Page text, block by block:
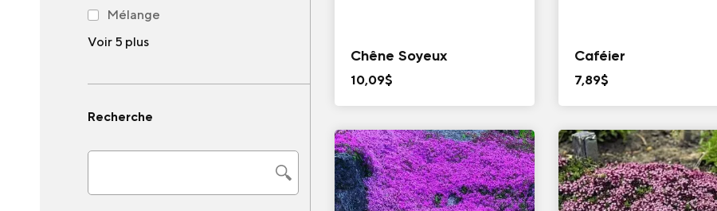
Mélange
Voir 5 plus
Recherche
Chêne Soyeux
10,09$
Caféier
7,89$